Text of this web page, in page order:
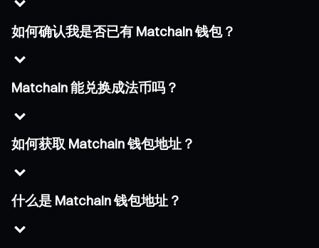
如何确认我是否已有 Matchain 钱包？
Matchain 能兑换成法币吗？
如何获取 Matchain 钱包地址？
什么是 Matchain 钱包地址？